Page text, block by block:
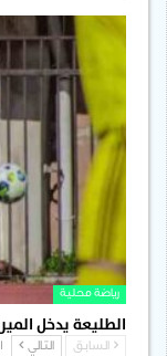
رياضة محلية
الطليعة يدخل
السابق التالي